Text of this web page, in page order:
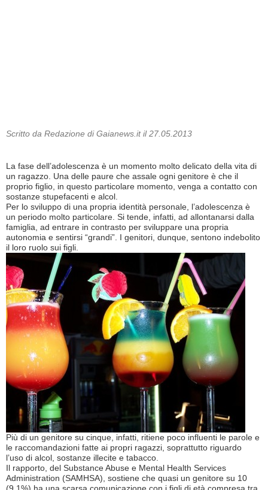
Scritto da Redazione di Gaianews.it il 27.05.2013
La fase dell’adolescenza è un momento molto delicato della vita di
un ragazzo. Una delle paure che assale ogni genitore è che il
proprio figlio, in questo particolare momento, venga a contatto con
sostanze stupefacenti e alcol.
Per lo sviluppo di una propria identità personale, l’adolescenza è
un periodo molto particolare. Si tende, infatti, ad allontanarsi dalla
famiglia, ad entrare in contrasto per sviluppare una propria
autonomia e sentirsi “grandi”. I genitori, dunque, sentono indebolito
il loro ruolo sui figli.
Più di un genitore su cinque, infatti, ritiene poco influenti le parole e
le raccomandazioni fatte ai propri ragazzi, soprattutto riguardo
l’uso di alcol, sostanze illecite e tabacco.
Il rapporto, del Substance Abuse e Mental Health Services
Administration (SAMHSA), sostiene che quasi un genitore su 10